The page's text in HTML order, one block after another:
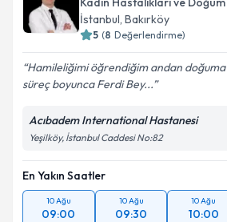
İstanbul, Bakırköy
5 (8 Değerlendirme)
Hamileliğimi öğrendiğim andan
süreç boyunca Ferdi Bey...
Acıbadem International Hastanesi
Yeşilköy, İstanbul Caddesi No:82
En Yakın Saatler
10 Ağu
09:00
10 Ağu
09:30
10 Ağu
10:00